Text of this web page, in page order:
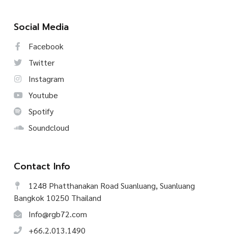
Social Media
Facebook
Twitter
Instagram
Youtube
Spotify
Soundcloud
Contact Info
1248 Phatthanakan Road Suanluang, Suanluang
Bangkok 10250 Thailand
Info@rgb72.com
+66.2.013.1490